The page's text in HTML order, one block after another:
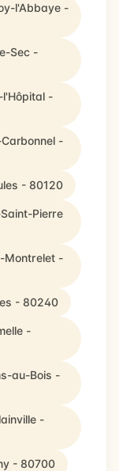
l'Abbaye -
Sec -
l'Hôpital -
-
- 80120
Pierre
Montrelet -
- 80240
-
au-Bois -
-
- 80700